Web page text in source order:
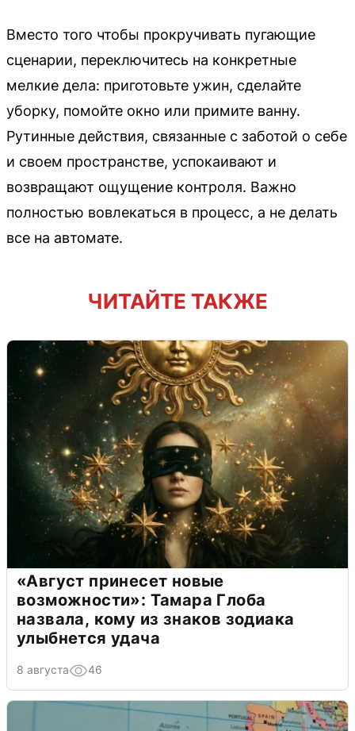
Вместо того чтобы прокручивать пугающие
сценарии, переключитесь на конкретные
мелкие дела: приготовьте ужин, сделайте
уборку, помойте окно или примите ванну.
Рутинные действия, связанные с заботой о себе
и своем пространстве, успокаивают и
возвращают ощущение контроля. Важно
полностью вовлекаться в процесс, а не делать
все на автомате.
ЧИТАЙТЕ ТАКЖЕ
«Август принесет новые
возможности»: Тамара Глоба
назвала, кому из знаков зодиака
улыбнется удача
8 августа 46